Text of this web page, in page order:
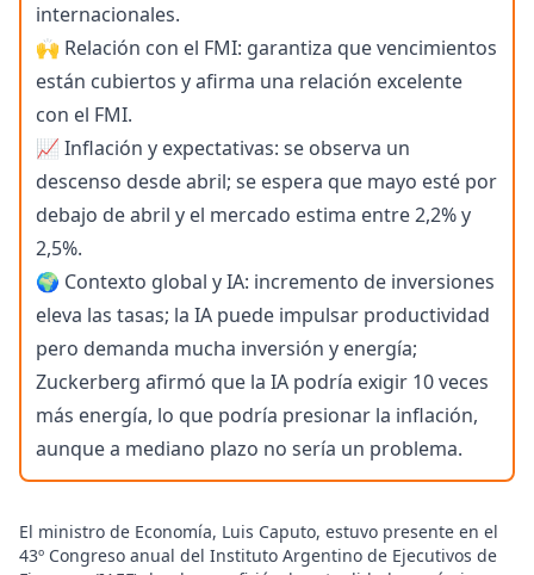
internacionales.
🙌 Relación con el FMI: garantiza que vencimientos
están cubiertos y afirma una relación excelente
con el FMI.
📈 Inflación y expectativas: se observa un
descenso desde abril; se espera que mayo esté por
debajo de abril y el mercado estima entre 2,2% y
2,5%.
🌍 Contexto global y IA: incremento de inversiones
eleva las tasas; la IA puede impulsar productividad
pero demanda mucha inversión y energía;
Zuckerberg afirmó que la IA podría exigir 10 veces
más energía, lo que podría presionar la inflación,
aunque a mediano plazo no sería un problema.
El ministro de Economía, Luis Caputo, estuvo presente en el
43º Congreso anual del Instituto Argentino de Ejecutivos de